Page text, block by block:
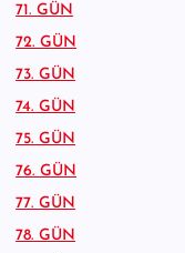
71. GÜN
72. GÜN
73. GÜN
74. GÜN
75. GÜN
76. GÜN
77. GÜN
78. GÜN